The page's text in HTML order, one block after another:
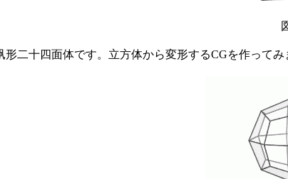
二十四面体です。立方体から変形するCGを作ってみ